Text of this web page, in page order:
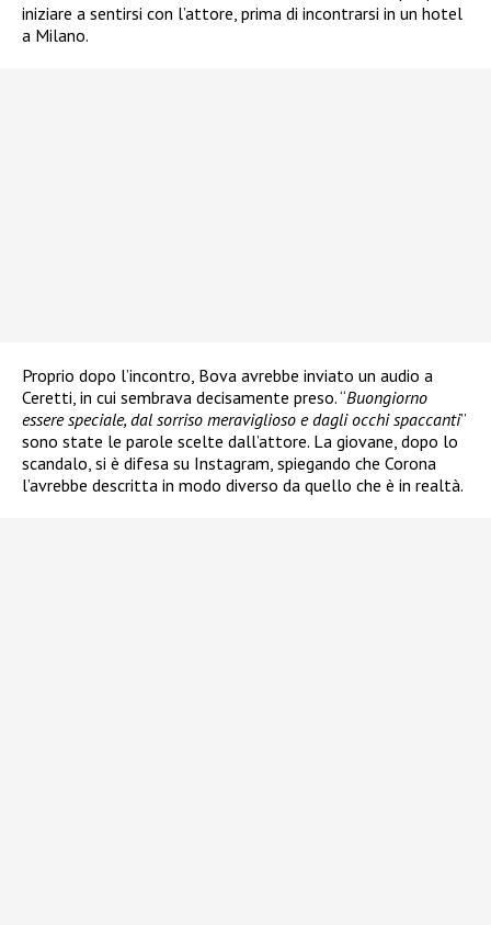
iniziare a sentirsi con l’attore, prima di incontrarsi in un hotel
a Milano.
Proprio dopo l’incontro, Bova avrebbe inviato un audio a
Ceretti, in cui sembrava decisamente preso. “Buongiorno
essere speciale, dal sorriso meraviglioso e dagli occhi spaccanti”
sono state le parole scelte dall’attore. La giovane, dopo lo
scandalo, si è difesa su Instagram, spiegando che Corona
l’avrebbe descritta in modo diverso da quello che è in realtà.